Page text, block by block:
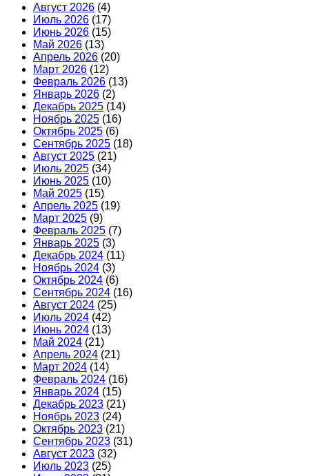
Август 2026 (4)
Июль 2026 (17)
Июнь 2026 (15)
Май 2026 (13)
Апрель 2026 (20)
Март 2026 (12)
Февраль 2026 (13)
Январь 2026 (2)
Декабрь 2025 (14)
Ноябрь 2025 (16)
Октябрь 2025 (6)
Сентябрь 2025 (18)
Август 2025 (21)
Июль 2025 (34)
Июнь 2025 (10)
Май 2025 (15)
Апрель 2025 (19)
Март 2025 (9)
Февраль 2025 (7)
Январь 2025 (3)
Декабрь 2024 (11)
Ноябрь 2024 (3)
Октябрь 2024 (6)
Сентябрь 2024 (16)
Август 2024 (25)
Июль 2024 (42)
Июнь 2024 (13)
Май 2024 (21)
Апрель 2024 (21)
Март 2024 (14)
Февраль 2024 (16)
Январь 2024 (15)
Декабрь 2023 (21)
Ноябрь 2023 (24)
Октябрь 2023 (21)
Сентябрь 2023 (31)
Август 2023 (32)
Июль 2023 (25)